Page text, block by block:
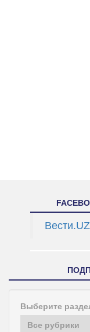
Вести.UZ
Выберите